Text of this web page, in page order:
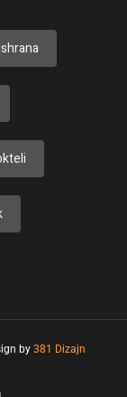
by 381 Dizajn